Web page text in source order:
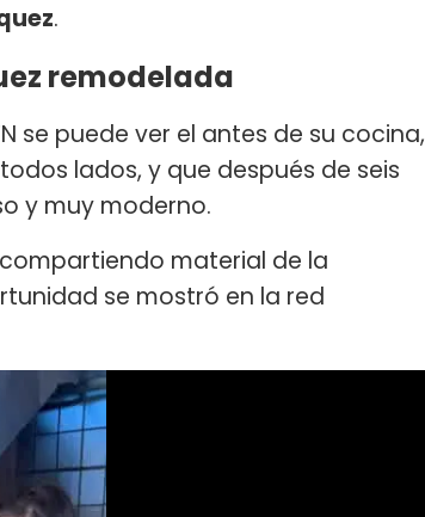
.
remodelada
se puede ver el antes de su cocina,
lados, y que después de seis
y muy moderno.
material de la
se mostró en la red